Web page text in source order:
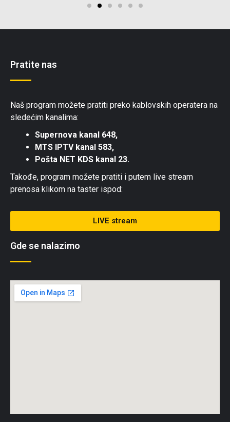
Pratite nas
Naš program možete pratiti preko kablovskih operatera na
sledećim kanalima:
Supernova kanal 648,
MTS IPTV kanal 583,
Pošta NET KDS kanal 23.
Takođe, program možete pratiti i putem live stream
prenosa klikom na taster ispod:
LIVE stream
Gde se nalazimo